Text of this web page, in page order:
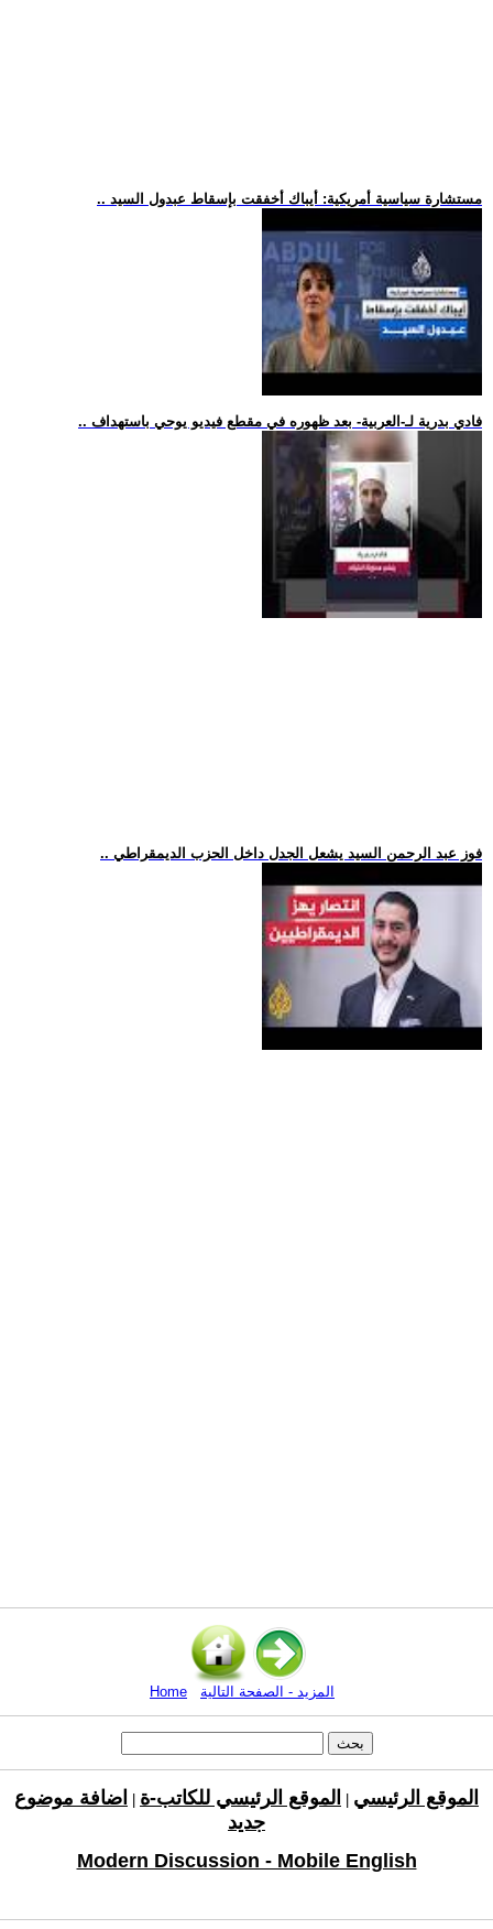
.. مستشارة سياسية أمريكية: أيباك أخفقت بإسقاط عبدول السيد
.. فادي بدرية لـ-العربية- بعد ظهوره في مقطع فيديو يوحي باستهداف
.. فوز عبد الرحمن السيد يشعل الجدل داخل الحزب الديمقراطي
Home المزيد - الصفحة التالية
الموقع الرئيسي الموقع الرئيسي للكاتب-ة
اضافة موضوع
جديد
Modern Discussion - Mobile English